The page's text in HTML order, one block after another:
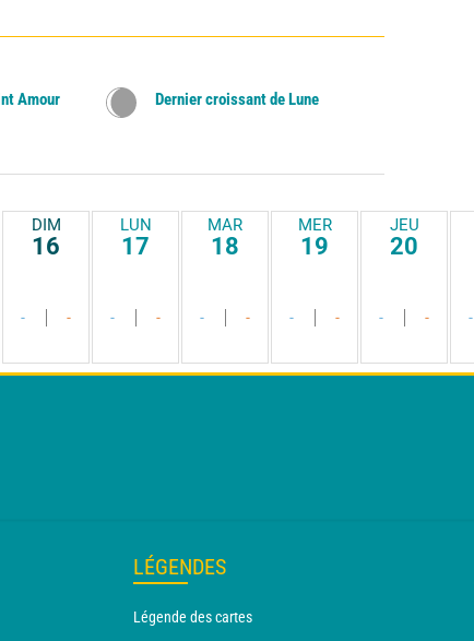
Amour Dernier croissant de Lune
DIM
16
- -
LUN
17
- -
MAR
18
- -
MER
19
- -
JEU
20
- - -
LÉGENDES
Légende des cartes